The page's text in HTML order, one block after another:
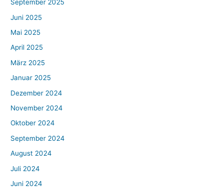
September 2025
Juni 2025
Mai 2025
April 2025
März 2025
Januar 2025
Dezember 2024
November 2024
Oktober 2024
September 2024
August 2024
Juli 2024
Juni 2024